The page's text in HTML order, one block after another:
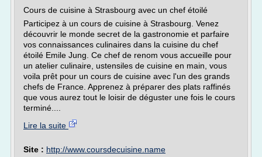
Cours de cuisine à Strasbourg avec un chef étoilé
Participez à un cours de cuisine à Strasbourg. Venez
découvrir le monde secret de la gastronomie et parfaire
vos connaissances culinaires dans la cuisine du chef
étoilé Emile Jung. Ce chef de renom vous accueille pour
un atelier culinaire, ustensiles de cuisine en main, vous
voila prêt pour un cours de cuisine avec l'un des grands
chefs de France. Apprenez à préparer des plats raffinés
que vous aurez tout le loisir de déguster une fois le cours
terminé....
Lire la suite
Site : http://www.coursdecuisine.name